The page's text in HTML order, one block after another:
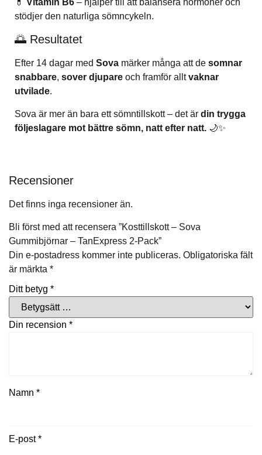
💊 Vitamin B6 – hjälper till att balansera hormoner och
stödjer den naturliga sömncykeln.
🌅 Resultatet
Efter 14 dagar med Sova märker många att de somnar
snabbare, sover djupare och framför alltvaknar
utvilade.
Sova är mer än bara ett sömntillskott – det är din trygga
följeslagare mot bättre sömn, natt efter natt. 🌙✨
Recensioner
Det finns inga recensioner än.
Bli först med att recensera ”Kosttillskott – Sova
Gummibjörnar – TanExpress 2-Pack”
Din e-postadress kommer inte publiceras. Obligatoriska fält
är märkta *
Ditt betyg *
Din recension *
Namn *
E-post*